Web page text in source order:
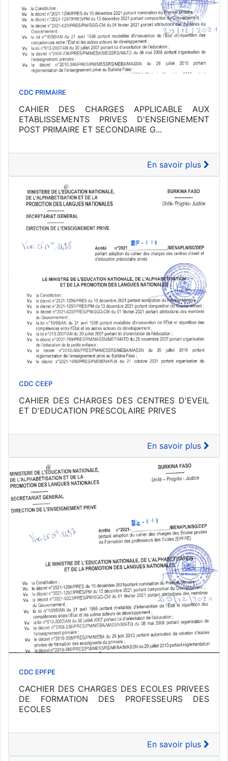
CDC PRIMAIRE
CAHIER DES CHARGES APPLICABLE AUX
ETABLISSEMENTS PRIVES D'ENSEIGNEMENT
POST PRIMAIRE ET SECONDAIRE G...
En savoir plus
CDC CEEP
CAHIER DES CHARGES DES CENTRES D'EVEIL
ET D'EDUCATION PRESCOLAIRE PRIVES
En savoir plus
CDC EPFPE
CACHIER DES CHARGES DES ECOLES PRIVEES
DE FORMATION DES PROFESSEURS DES
ECOLES
En savoir plus